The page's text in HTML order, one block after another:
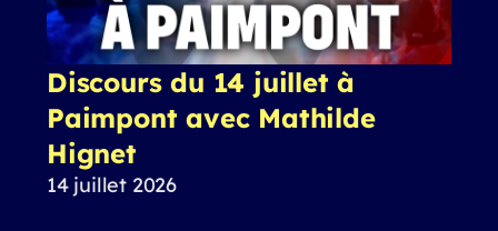
Discours du 14 juillet à
Paimpont avec Mathilde
Hignet
14 juillet 2026